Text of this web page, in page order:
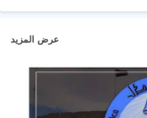
عرض المزيد